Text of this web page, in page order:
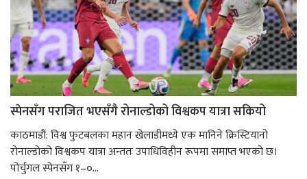
स्पेनसँग पराजित भएसँगै रोनाल्डोको विश्वकप यात्रा सकियो
काठमाडौं: विश्व फुटबलका महान खेलाडीमध्ये एक मानिने क्रिस्टियानो
रोनाल्डोको विश्वकप यात्रा अन्ततः उपाधिविहीन रूपमा समाप्त भएको छ।
पोर्चुगल स्पेनसँग १–०...